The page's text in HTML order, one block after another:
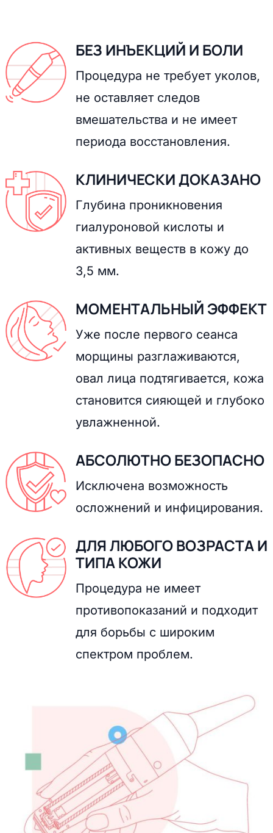
БЕЗ ИНЪЕКЦИЙ И БОЛИ
Процедура не требует уколов,
не оставляет следов
вмешательства и не имеет
периода восстановления.
КЛИНИЧЕСКИ ДОКАЗАНО
Глубина проникновения
гиалуроновой кислоты и
активных веществ в кожу до
3,5 мм.
МОМЕНТАЛЬНЫЙ ЭФФЕКТ
Уже после первого сеанса
морщины разглаживаются,
овал лица подтягивается, кожа
становится сияющей и глубоко
увлажненной.
АБСОЛЮТНО БЕЗОПАСНО
Исключена возможность
осложнений и инфицирования.
ДЛЯ ЛЮБОГО ВОЗРАСТА И
ТИПА КОЖИ
Процедура не имеет
противопоказаний и подходит
для борьбы с широким
спектром проблем.